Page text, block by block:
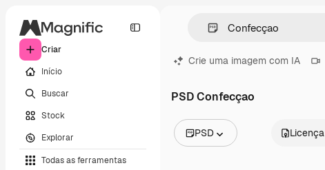
Criar
Início
Buscar
Stock
Explorar
Todas as ferramentas
Crie uma imagem com IA
PSD Confecçao
PSD Licença